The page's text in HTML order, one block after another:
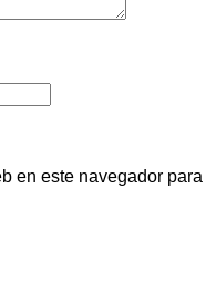
en este navegador para